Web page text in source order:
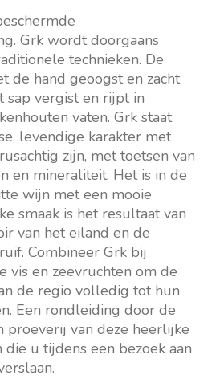
Grk wordt doorgaans
technieken. De
de hand geoogst en zacht
sap vergist en rijpt in
vaten. Grk staat
levendige karakter met
zijn, met toetsen van
en mineraliteit. Het is in de
wijn met een mooie
smaak is het resultaat van
van het eiland en de
Combineer Grk bij
vis en zeevruchten om de
de regio volledig tot hun
Een rondleiding door de
proeverij van deze heerlijke
u tijdens een bezoek aan